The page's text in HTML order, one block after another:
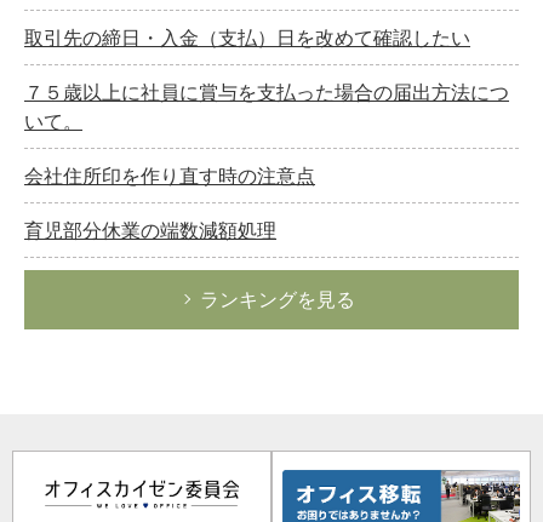
取引先の締日・入金（支払）日を改めて確認したい
７５歳以上に社員に賞与を支払った場合の届出方法につ
いて。
会社住所印を作り直す時の注意点
育児部分休業の端数減額処理
ランキングを見る